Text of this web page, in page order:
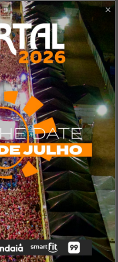
venda de ingressos para
luxuoso; saiba mais
live especial com
‘Só As Antigas’
o meu site?